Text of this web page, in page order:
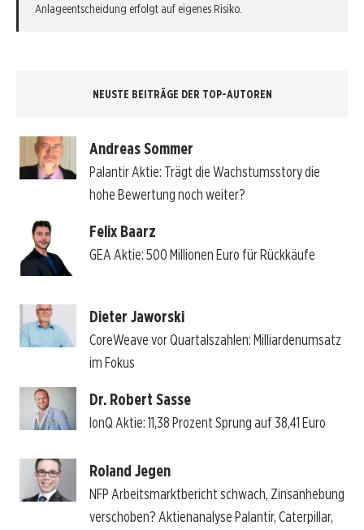
Anlageentscheidung erfolgt auf eigenes Risiko.
NEUSTE BEITRÄGE DER TOP-AUTOREN
Andreas Sommer
Palantir Aktie: Trägt die Wachstumsstory die
hohe Bewertung noch weiter?
Felix Baarz
GEA Aktie: 500 Millionen Euro für Rückkäufe
Dieter Jaworski
CoreWeave vor Quartalszahlen: Milliardenumsatz
im Fokus
Dr. Robert Sasse
IonQ Aktie: 11,38 Prozent Sprung auf 38,41 Euro
Roland Jegen
NFP Arbeitsmarktbericht schwach, Zinsanhebung
verschoben? Aktienanalyse Palantir, Caterpillar,